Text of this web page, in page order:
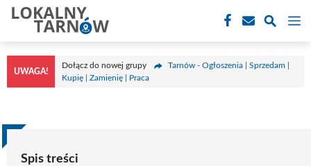
Przejdź
treści
UWAGA!
Dołącz do nowej grupy
Tarnów - Ogłoszenia | Sprzedam |
Kupię | Zamienię | Praca
Spis treści